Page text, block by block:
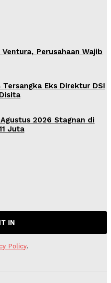
Perusahaan Wajib
Eks Direktur DSI
2026 Stagnan di
Juta
IN
Policy.